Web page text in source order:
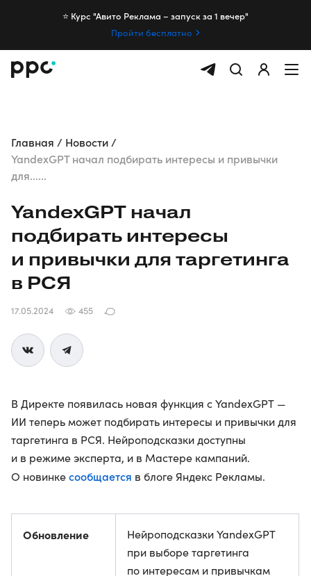
⭐️ Курс "Авито Реклама – запуск за 1 вечер"
Пройти бесплатно
Главная
Новости
YandexGPT начал подбирать интересы и привычки
для......
YandexGPT начал
подбирать интересы
и привычки для таргетинга
в РСЯ
17.05.2024 455
В Директе появилась новая функция с YandexGPT —
ИИ теперь может подбирать интересы и привычки для
таргетинга в РСЯ. Нейроподсказки доступны
и в режиме эксперта, и в Мастере кампаний.
О новинкесообщается в блоге Яндекс Рекламы.
Обновление
Нейроподсказки YandexGPT
при выборе таргетинга
по интересам и привычкам